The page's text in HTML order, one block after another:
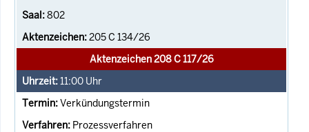
802
205 C 134/26
Aktenzeichen 208 C 117/26
11:00 Uhr
Verkündungstermin
Prozessverfahren